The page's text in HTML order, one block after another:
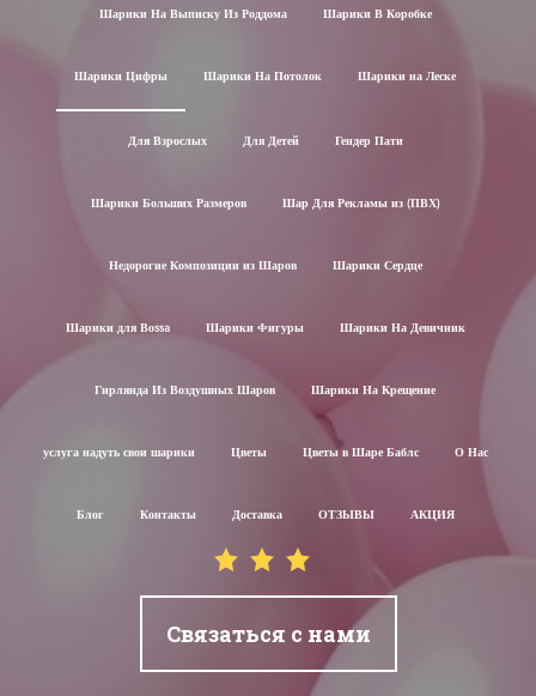
Шарики На Выписку Из Роддома Шарики В Коробке
Шарики Цифры Шарики На Потолок Шарики на Леске
Для Взрослых Для Детей Гендер Пати
Шарики Больших Размеров Шар Для Рекламы из (ПВХ)
Недорогие Композиции из Шаров Шарики Сердце
Шарики для Воssa Шарики Фигуры Шарики На Девичник
Гирлянда Из Воздушных Шаров Шарики На Крещение
услуга надуть свои шарики Цветы Цветы в Шаре Баблс О Нас
Блог Контакты Доставка ОТЗЫВЫ АКЦИЯ
Связаться с нами